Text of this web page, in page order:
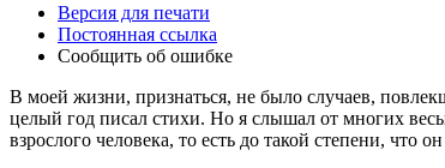
Версия для печати
Постоянная ссылка
Сообщить об ошибке
В моей жизни, признаться, не было случаев,
целый год писал стихи. Но я слышал от многих
взрослого человека, то есть до такой степени, что